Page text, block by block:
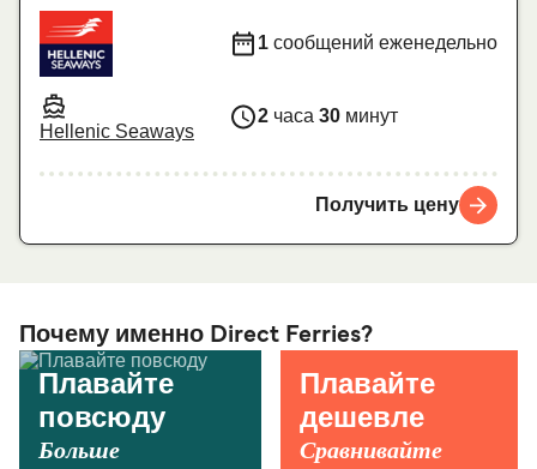
Hellenic Seaways
1 сообщений еженедельно
2 часа 30 минут
Получить цену
Почему именно Direct Ferries?
Плавайте
повсюду
Больше
Плавайте
дешевле
Сравнивайте